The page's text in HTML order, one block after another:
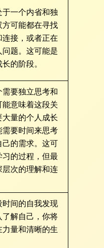
一个内省和独
可能都在寻找
接，或者正在
题。这可能是
的阶段。
要独立思考和
意味着这段关
量的个人成长
要时间来思考
的需求。这可
的过程，但最
次的理解和连
间的自我发现
解自己，你将
量和清晰的生